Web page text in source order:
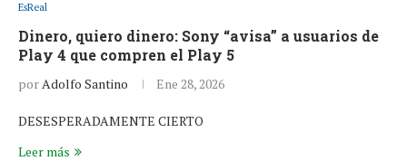
EsReal
Dinero, quiero dinero: Sony “avisa” a usuarios de
Play 4 que compren el Play 5
porAdolfo Santino Ene 28, 2026
DESESPERADAMENTE CIERTO
Leer más